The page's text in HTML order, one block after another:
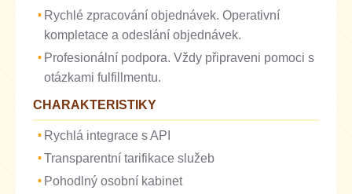
Rychlé zpracování objednávek. Operativní
kompletace a odeslání objednávek.
Profesionální podpora. Vždy připraveni pomoci s
otázkami fulfillmentu.
CHARAKTERISTIKY
Rychlá integrace s API
Transparentní tarifikace služeb
Pohodlný osobní kabinet